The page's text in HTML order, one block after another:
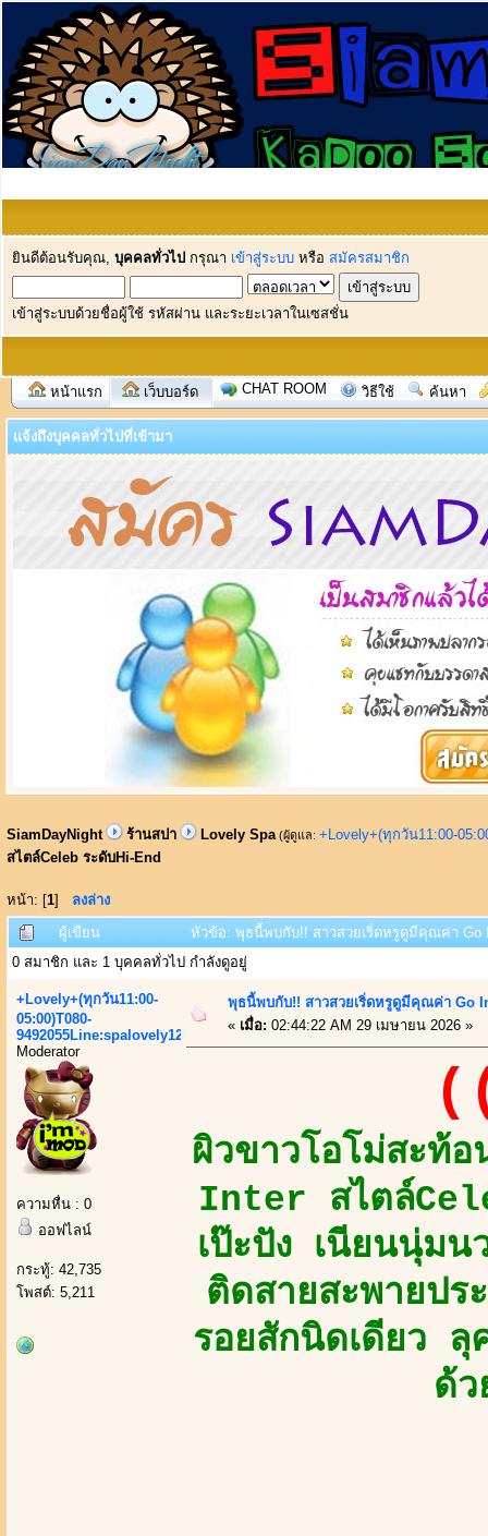
ยินดีต้อนรับคุณ, บุคคลทั่วไป กรุณา เข้าสู่ระบบ หรือ สมัครสมาชิก
เข้าสู่ระบบด้วยชื่อผู้ใช้ รหัสผ่าน และระยะเวลาในเซสชั่น
หน้าแรก เว็บบอร์ด CHAT ROOM วิธีใช้ ค้นหา
แจ้งถึงบุคคลทั่วไปที่เข้ามา
SiamDayNight ร้านสปา Lovely Spa (ผู้ดูแล: +Lovely+(ทุกวัน11:00-
สไตล์Celeb ระดับHi-End
หน้า: [1] ลงล่าง
ผู้เขียน
หัวข้อ: พุธนี้พบกับ!! สาวสวยเริ่ดหรูดูมีคุณค่า Go
0 สมาชิก และ 1 บุคคลทั่วไป กำลังดูอยู่
+Lovely+(ทุกวัน11:00-
05:00)T080-
9492055Line:spalovely123
Moderator
ความหื่น : 0
ออฟไลน์
กระทู้: 42,735
โพสต์: 5,211
พุธนี้พบกับ!! สาวสวยเริ่ดหรูดูมีคุณค่า Go
« เมื่อ: 02:44:22 AM 29 เมษายน 2026 »
ผิวขาวโอโม่สะท้
Inter สไตล์
เป๊ะปัง เนียนนุ่ม
ติดสายสะพายปร
รอยสักนิดเดียว ลุ
ด้